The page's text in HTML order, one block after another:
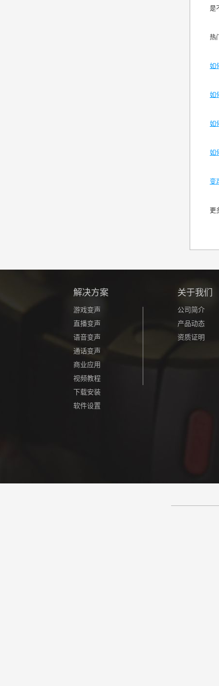
是
热
如
如
如
如
变
更
解决方案
游戏变声
直播变声
语音变声
通话变声
商业应用
视频教程
下载安装
软件设置
关于我们
公司简介
产品动态
资质证明